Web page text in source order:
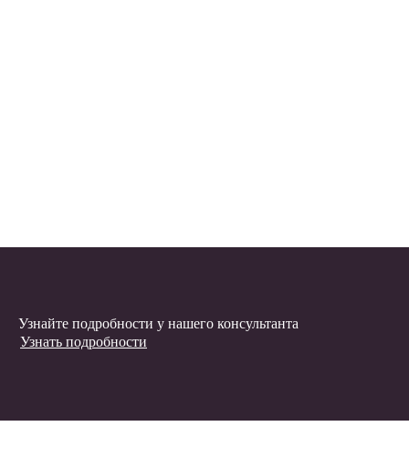
Узнайте подробности у нашего консультанта
Узнать подробности